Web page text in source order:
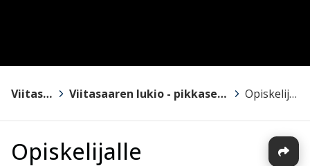
Viitasaari > Viitasaaren lukio - pikkasen parempi > Opiskelijalle
Opiskelijalle